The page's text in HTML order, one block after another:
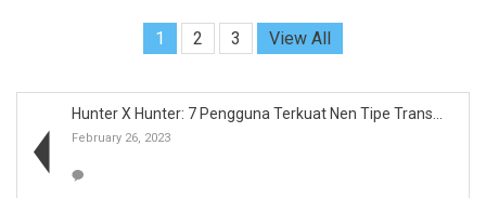
1 2 3 View All
Hunter X Hunter: 7 Pengguna Terkuat Nen Tipe Trans...
February 26, 2023